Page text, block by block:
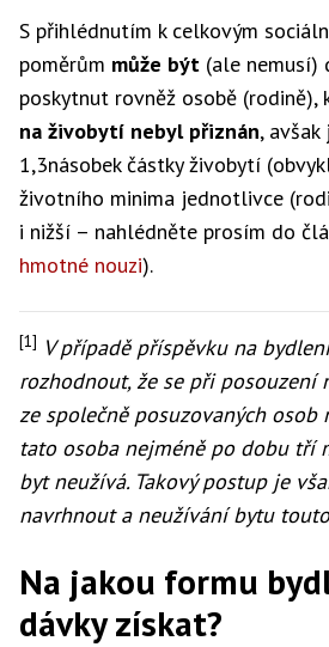
S přihlédnutím k celkovým
poměrům může být (ale nemusí)
poskytnut rovněž osobě (rodině),
na živobytí nebyl přiznán,
1,3násobek částky živobytí
životního minima jednotlivce
i nižší – nahlédněte prosím do
hmotné nouzi).
[1] V případě příspěvku na
rozhodnout, že se při posouzení
ze společně posuzovaných
tato osoba nejméně po dobu tří
byt neužívá. Takový postup je
navrhnout a neužívání bytu
Na jakou formu
dávky získat?